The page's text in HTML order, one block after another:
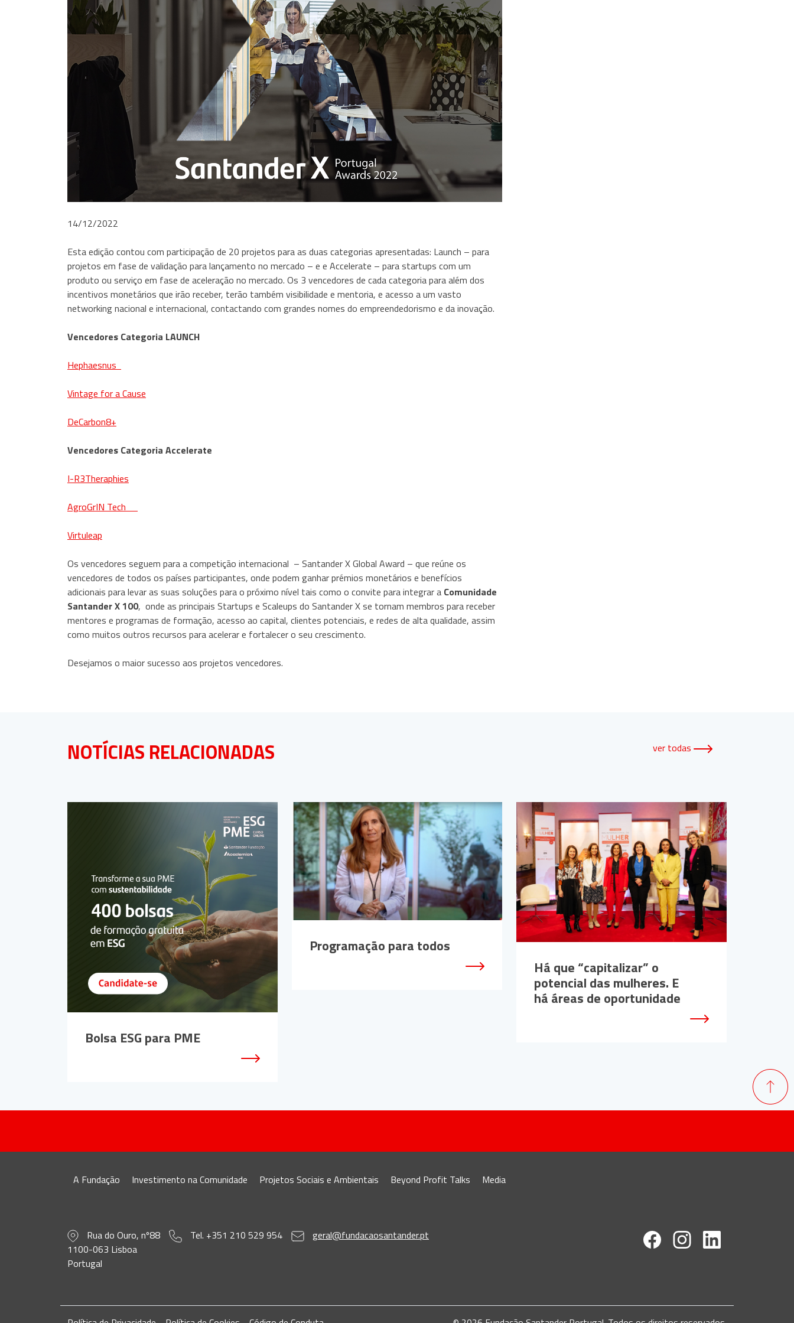
14/12/2022
Esta edição contou com participação de 20 projetos para as duas categorias apresentadas: Launch – para
projetos em fase de validação para lançamento no mercado – e e Accelerate – para startups com um
produto ou serviço em fase de aceleração no mercado. Os 3 vencedores de cada categoria para além dos
incentivos monetários que irão receber, terão também visibilidade e mentoria, e acesso a um vasto
networking nacional e internacional, contactando com grandes nomes do empreendedorismo e da inovação.
Vencedores Categoria LAUNCH
Hephaesnus
Vintage for a Cause
DeCarbon8+
Vencedores Categoria Accelerate
I-R3Theraphies
AgroGrIN Tech
Virtuleap
Os vencedores seguem para a competição internacional – Santander X Global Award – que reúne os
vencedores de todos os países participantes, onde podem ganhar prémios monetários e benefícios
adicionais para levar as suas soluções para o próximo nível tais como o convite para integrar a Comunidade
Santander X 100, onde as principais Startups e Scaleups do Santander X se tornam membros para receber
mentores e programas de formação, acesso ao capital, clientes potenciais, e redes de alta qualidade, assim
como muitos outros recursos para acelerar e fortalecer o seu crescimento.
Desejamos o maior sucesso aos projetos vencedores.
NOTÍCIAS RELACIONADAS ver todas
Bolsa ESG para PME
Programação para todos
Há que “capitalizar” o
potencial das mulheres. E
há áreas de oportunidade
A Fundação Investimento na Comunidade Projetos Sociais e Ambientais Beyond Profit Talks Media
Rua do Ouro, nº88
1100-063 Lisboa
Portugal
Tel. +351 210 529 954 geral@fundacaosantander.pt